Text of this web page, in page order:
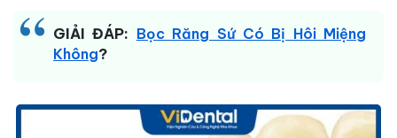
GIẢI ĐÁP: Bọc Răng Sứ Có Bị Hôi Miệng
Không?